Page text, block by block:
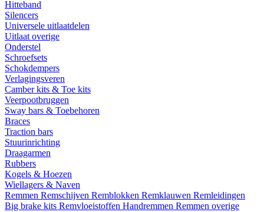
Hitteband
Silencers
Universele uitlaatdelen
Uitlaat overige
Onderstel
Schroefsets
Schokdempers
Verlagingsveren
Camber kits & Toe kits
Veerpootbruggen
Sway bars & Toebehoren
Braces
Traction bars
Stuurinrichting
Draagarmen
Rubbers
Kogels & Hoezen
Wiellagers & Naven
Remmen Remschijven Remblokken Remklauwen Remleidingen
Big brake kits Remvloeistoffen Handremmen Remmen overige